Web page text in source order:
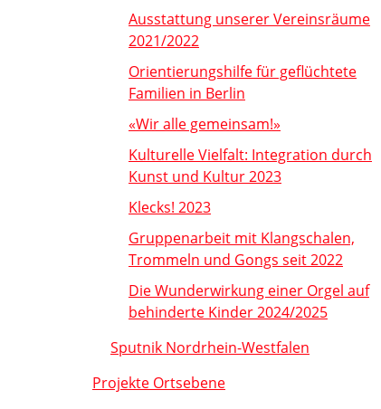
Ausstattung unserer Vereinsräume
2021/2022
Orientierungshilfe für geflüchtete
Familien in Berlin
«Wir alle gemeinsam!»
Kulturelle Vielfalt: Integration durch
Kunst und Kultur 2023
Klecks! 2023
Gruppenarbeit mit Klangschalen,
Trommeln und Gongs seit 2022
Die Wunderwirkung einer Orgel auf
behinderte Kinder 2024/2025
Sputnik Nordrhein-Westfalen
Projekte Ortsebene